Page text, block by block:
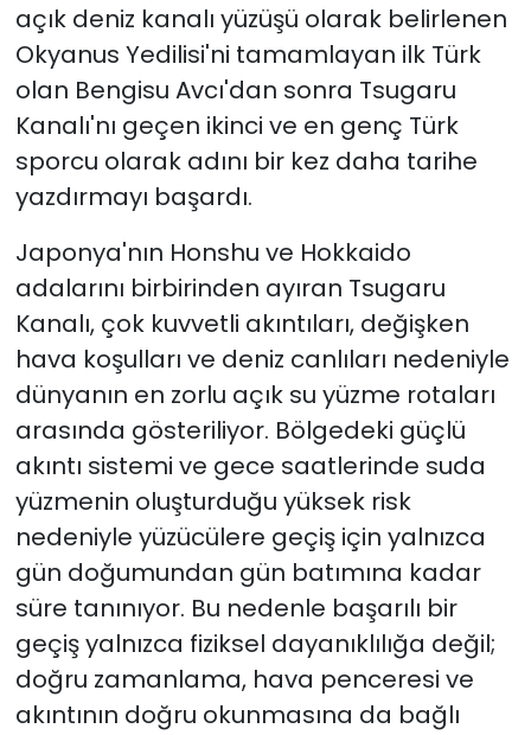
açık deniz kanalı yüzüşü olarak belirlenen
Okyanus Yedilisi'ni tamamlayan ilk Türk
olan Bengisu Avcı'dan sonra Tsugaru
Kanalı'nı geçen ikinci ve en genç Türk
sporcu olarak adını bir kez daha tarihe
yazdırmayı başardı.
Japonya'nın Honshu ve Hokkaido
adalarını birbirinden ayıran Tsugaru
Kanalı, çok kuvvetli akıntıları, değişken
hava koşulları ve deniz canlıları nedeniyle
dünyanın en zorlu açık su yüzme rotaları
arasında gösteriliyor. Bölgedeki güçlü
akıntı sistemi ve gece saatlerinde suda
yüzmenin oluşturduğu yüksek risk
nedeniyle yüzücülere geçiş için yalnızca
gün doğumundan gün batımına kadar
süre tanınıyor. Bu nedenle başarılı bir
geçiş yalnızca fiziksel dayanıklılığa değil;
doğru zamanlama, hava penceresi ve
akıntının doğru okunmasına da bağlı